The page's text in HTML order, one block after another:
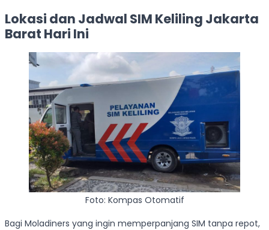
Lokasi dan Jadwal SIM Keliling Jakarta
Barat Hari Ini
Foto: Kompas Otomatif
Bagi Moladiners yang ingin memperpanjang SIM tanpa repot,